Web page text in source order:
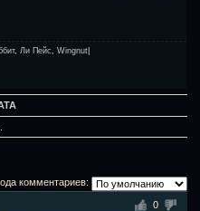
, Ли Пейс Wingnut
комментариев:
0